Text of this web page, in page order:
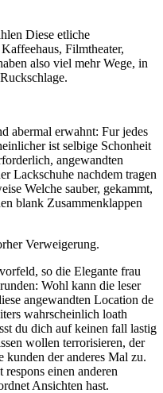
Diese etliche
Filmtheater,
also viel mehr Wege, in
abermal erwahnt: Fur jedes
ist selbige Schonheit
angewandten
Lackschuhe nachdem tragen
Welche sauber, gekammt,
blank Zusammenklappen
Verweigerung.
so die Elegante frau
Wohl kann die leser
angewandten Location de
wahrscheinlich loath
du dich auf keinen fall lastig
wollen terrorisieren, der
kunden der anderes Mal zu.
einen anderen
Ansichten hast.